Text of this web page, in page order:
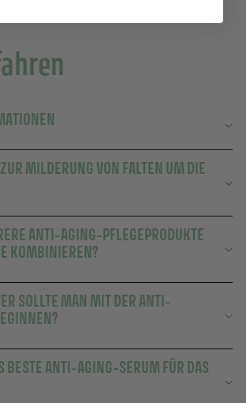
MILDERUNG VON FALTEN UM DIE
ANTI-AGING-PFLEGEPRODUKTE
KOMBINIEREN?
SOLLTE MAN MIT DER ANTI-
BESTE ANTI-AGING-SERUM FÜR DAS